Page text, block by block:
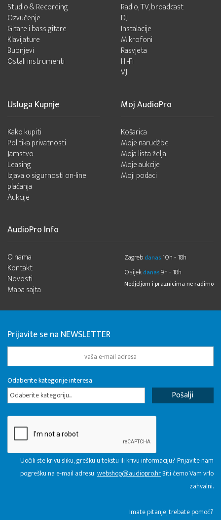
Studio & Recording
Ozvučenje
Gitare i bass gitare
Klavijature
Bubnjevi
Ostali instrumenti
Radio, TV, broadcast
DJ
Instalacije
Mikrofoni
Rasvjeta
Hi-Fi
VJ
Usluga Kupnje
Kako kupiti
Politika privatnosti
Jamstvo
Leasing
Izjava o sigurnosti on-line
plaćanja
Aukcije
Moj AudioPro
Košarica
Moje narudžbe
Moja lista želja
Moje aukcije
Moji podaci
AudioPro Info
O nama
Kontakt
Novosti
Mapa sajta
Zagreb danas 10h - 18h
Osijek danas9h - 18h
Nedjeljom i praznicima ne radimo
Prijavite se na NEWSLETTER
Odaberite kategorije interesa
Odaberite kategoriju...
Uočili ste krivu sliku, grešku u tekstu ili krivu informaciju? Prijavite nam
pogrešku na e-mail adresu:webshop@audiopro.hrBiti ćemo Vam vrlo
zahvalni.
​Imate pitanje, trebate pomoć?